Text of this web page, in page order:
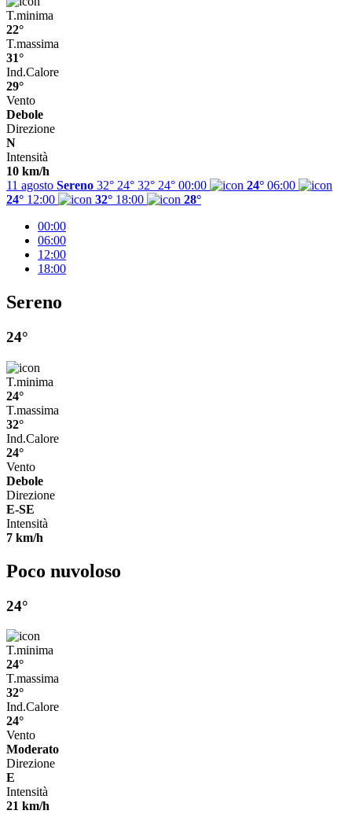
T.minima
22°
T.massima
31°
Ind.Calore
29°
Vento
Debole
Direzione
N
Intensità
10 km/h
11 agosto Sereno 32° 24° 32° 24° 00:00 24° 06:00
24° 12:00 32° 18:00
28°
00:00
06:00
12:00
18:00
Sereno
24°
T.minima
24°
T.massima
32°
Ind.Calore
24°
Vento
Debole
Direzione
E-SE
Intensità
7 km/h
Poco nuvoloso
24°
T.minima
24°
T.massima
32°
Ind.Calore
24°
Vento
Moderato
Direzione
E
Intensità
21 km/h